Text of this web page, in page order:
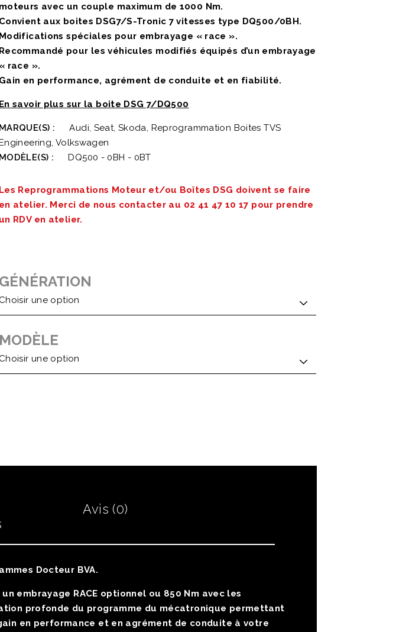
à
1
500,00€
moteurs avec un couple maximum de 1000 Nm.
Convient aux boites DSG7/S-Tronic 7 vitesses type DQ500/0BH.
Modifications spéciales pour embrayage « race ».
Recommandé pour les véhicules modifiés équipés d’un embrayage
« race ».
Gain en performance, agrément de conduite et en fiabilité.
En savoir plus sur la boite DSG 7/DQ500
MARQUE(S) :
Audi, Seat, Skoda, Reprogrammation Boites TVS
Volkswagen
MODÈLE(S) :
DQ500 - 0BH - 0BT
Les Reprogrammations Moteur et/ou Boîtes DSG doivent se faire
en atelier. Merci de nous contacter au 02 41 47 10 17 pour prendre
un RDV en atelier.
GÉNÉRATION
MODÈLE
Avis (0)
Docteur BVA.
embrayage RACE optionnel ou 850 Nm avec les
profonde du programme du mécatronique permettant
en performance et en agrément de conduite à votre